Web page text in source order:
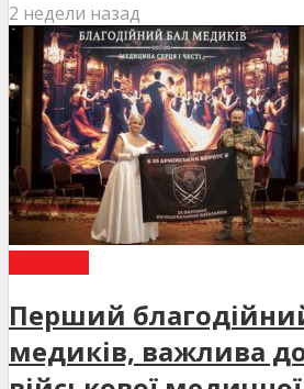
2 недели назад
Перший
медиків, важлива